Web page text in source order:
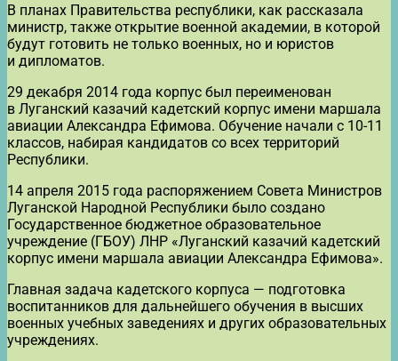
В планах Правительства республики, как рассказала
министр, также открытие военной академии, в которой
будут готовить не только военных, но и юристов
и дипломатов.
29 декабря 2014 года корпус был переименован
в Луганский казачий кадетский корпус имени маршала
авиации Александра Ефимова. Обучение начали с 10-11
классов, набирая кандидатов со всех территорий
Республики.
14 апреля 2015 года распоряжением Совета Министров
Луганской Народной Республики было создано
Государственное бюджетное образовательное
учреждение (ГБОУ) ЛНР «Луганский казачий кадетский
корпус имени маршала авиации Александра Ефимова».
Главная задача кадетского корпуса — подготовка
воспитанников для дальнейшего обучения в высших
военных учебных заведениях и других образовательных
учреждениях.